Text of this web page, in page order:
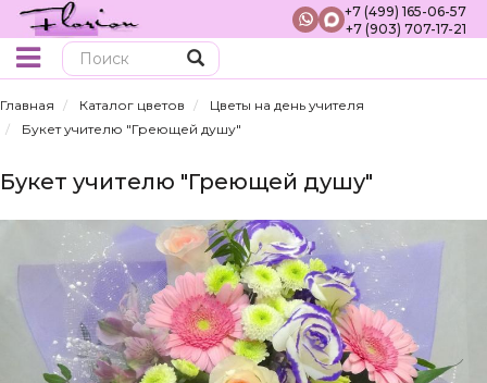
+7 (499) 165-06-57
+7 (903) 707-17-21
Главная Каталог цветов
Цветы на день учителя
Букет учителю "Греющей душу"
Букет учителю "Греющей душу"